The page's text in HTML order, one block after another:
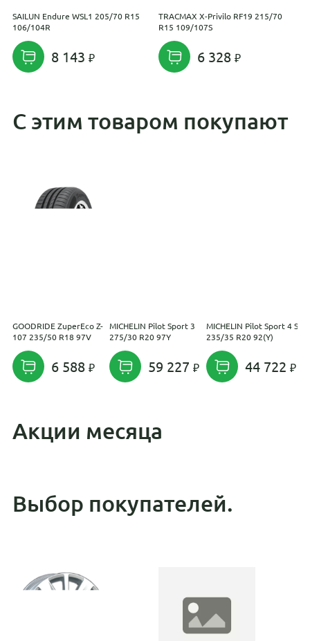
SAILUN Endure WSL1 205/70 R15
106/104R
8 143
TRACMAX X-Privilo RF19 215/70
R15 109/107S
6 328
С этим товаром покупают
GOODRIDE ZuperEco Z-
107 235/50 R18 97V
6 588
MICHELIN Pilot Sport 3
275/30 R20 97Y
59 227
MICHELIN Pilot Sport 4 S
235/35 R20 92(Y)
44 722
Акции месяца
Выбор покупателей.